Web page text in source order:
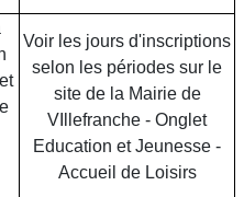
Voir les jours d'inscriptions
selon les périodes sur le
site de la Mairie de
VIllefranche - Onglet
Education et Jeunesse -
Accueil de Loisirs